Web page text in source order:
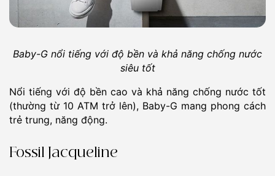
Baby-G nổi tiếng với độ bền và khả năng chống nước
siêu tốt
Nổi tiếng với độ bền cao và khả năng chống nước tốt
(thường từ 10 ATM trở lên), Baby-G mang phong cách
trẻ trung, năng động.
Fossil Jacqueline